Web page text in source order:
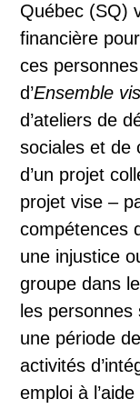
Québec (SQ)
financière
ces
d’Ensemble
d’ateliers de
sociales et de
d’un projet
projet vise –
compétences
une injustice
groupe dans
les
une période
activités
emploi à